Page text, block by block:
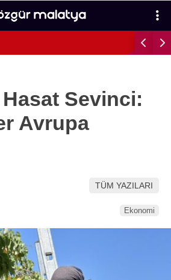
29.7°
Hasat Sevinci:
Avrupa
TÜM YAZILARI
Ekonomi